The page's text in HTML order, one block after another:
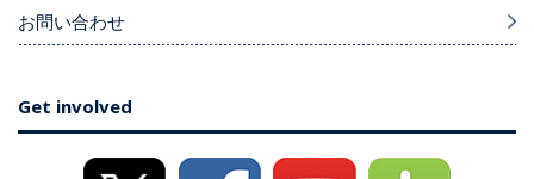
お問い合わせ
Get involved